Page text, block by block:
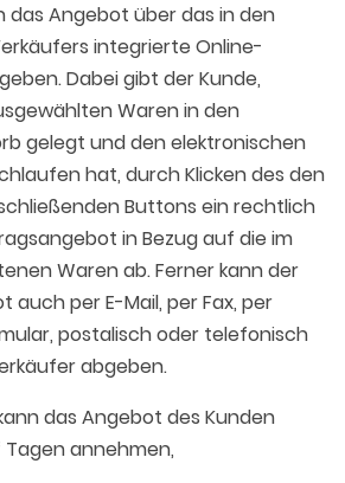
das Angebot über das in den
integrierte Online-
Dabei gibt der Kunde,
Waren in den
gelegt und den elektronischen
hat, durch Klicken des den
Buttons ein rechtlich
in Bezug auf die im
Waren ab. Ferner kann der
auch per E-Mail, per Fax, per
postalisch oder telefonisch
abgeben.
das Angebot des Kunden
annehmen,